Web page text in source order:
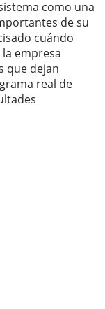
como una
de su
cuándo
empresa
que dejan
real de